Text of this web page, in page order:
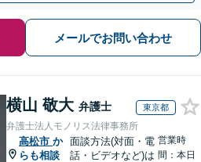
メールでお問い合わせ
横山 敬大 弁護士 東京都
弁護士法人モノリス法律事務所
高松市 か
らも相談
面談方法(対面・電
話・ビデオなど)は
営業時
間：本日